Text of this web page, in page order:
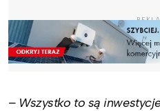
– Wszystko to są